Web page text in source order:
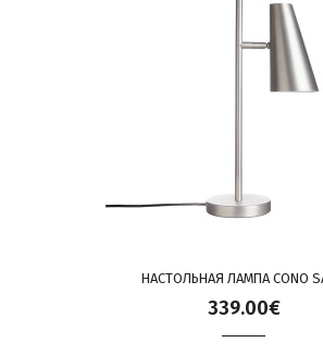
НАСТОЛЬНАЯ ЛАМПА CONO
339.00€